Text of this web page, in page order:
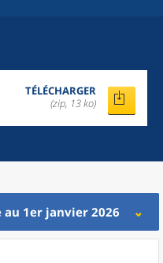
TÉLÉCHARGER
(zip, 13 ko)
au 1er janvier 2026